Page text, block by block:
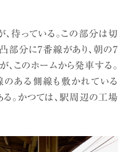
待っている。この部分は切
部分に7番線があり、朝の7
このホームから発車する。
のある側線も敷かれている
。かつては、駅周辺の工場